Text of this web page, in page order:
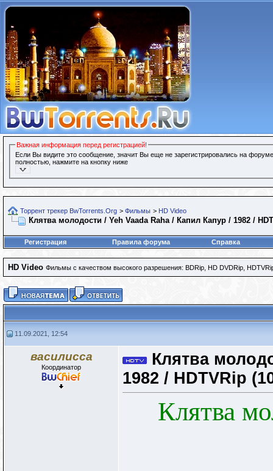
Важная информация перед регистрацией!
Если Вы видите это сообщение, значит Вы еще не зарегистрировались на
полностью, нажмите на кнопку ниже
Торрент трекер BwTorrents.Org > Фильмы > HD Video
Клятва молодости / Yeh Vaada Raha / Капил Капур / 1982 /
Регистрация Правила форума Справка
HD Video Фильмы с качеством высокого разрешения: BDRip, HD DVDRip,
11.09.2021, 12:54
василисса
Координатор
Клятва
1982 / HDTVRip
Клятва